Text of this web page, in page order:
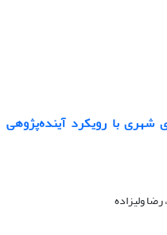
شهری با رویکرد آینده‌پژوهی
ولیزاده